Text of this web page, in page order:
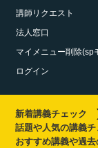
講師リクエスト
法人窓口
マイメニュー削除(sp
ログイン
新着講義チェック
話題や人気の講義チ
おすすめ講義や過